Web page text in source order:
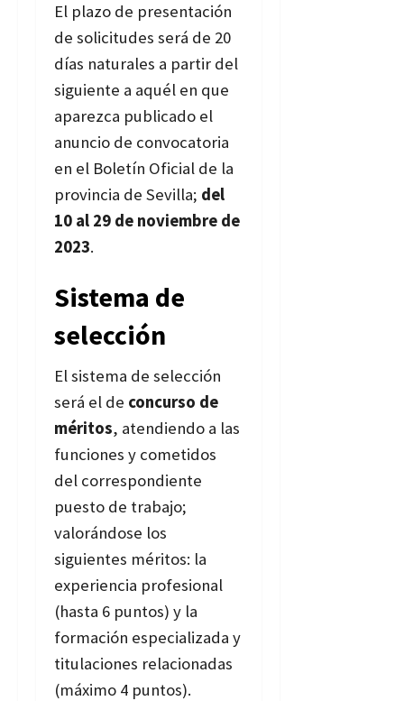
El plazo de presentación
de solicitudes será de 20
días naturales a partir del
siguiente a aquél en que
aparezca publicado el
anuncio de convocatoria
en el Boletín Oficial de la
provincia de Sevilla; del
10 al 29 de noviembre de
2023.
Sistema de
selección
El sistema de selección
será el de concurso de
méritos, atendiendo a las
funciones y cometidos
del correspondiente
puesto de trabajo;
valorándose los
siguientes méritos: la
experiencia profesional
(hasta 6 puntos) y la
formación especializada y
titulaciones relacionadas
(máximo 4 puntos).